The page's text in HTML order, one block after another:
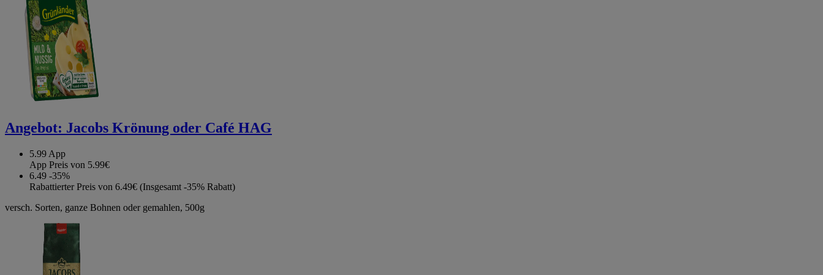
Angebot: Jacobs Krönung oder Café HAG
5.99 App
App Preis von 5.99€
6.49 -35%
Rabattierter Preis von 6.49€ (Insgesamt -35% Rabatt)
versch. Sorten, ganze Bohnen oder gemahlen, 500g